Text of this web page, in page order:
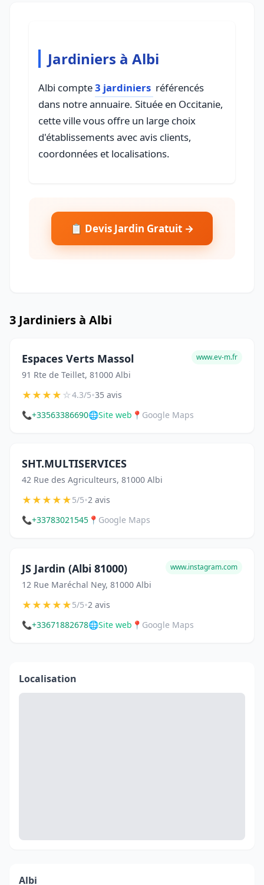
Jardiniers à Albi
Albi compte3 jardiniers référencés
dans notre annuaire. Située en Occitanie,
cette ville vous offre un large choix
d'établissements avec avis clients,
coordonnées et localisations.
📋 Devis Jardin Gratuit →
3 Jardiniers à Albi
Espaces Verts Massol
91 Rte de Teillet, 81000 Albi
www.ev-m.fr
★★★★☆4.3/5•35 avis
📞+33563386690🌐Site web 📍 Google Maps
SHT.MULTISERVICES
42 Rue des Agriculteurs, 81000 Albi
★★★★★5/5•2 avis
📞+33783021545 📍 Google Maps
JS Jardin (Albi 81000)
12 Rue Maréchal Ney, 81000 Albi
www.instagram.com
★★★★★5/5•2 avis
📞+33671882678🌐Site web 📍 Google Maps
Localisation
Albi